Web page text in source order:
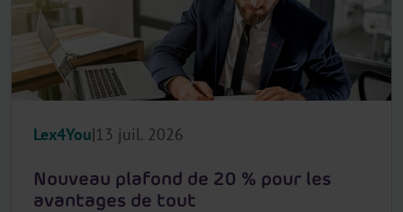
Lex4You 13 juil. 2026
Nouveau plafond de 20 % pour les
avantages de tout